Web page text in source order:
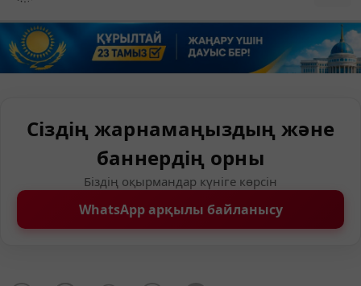
Сіздің жарнамаңыздың және
баннердің орны
Біздің оқырмандар күніге көрсін
WhatsApp арқылы байланысу